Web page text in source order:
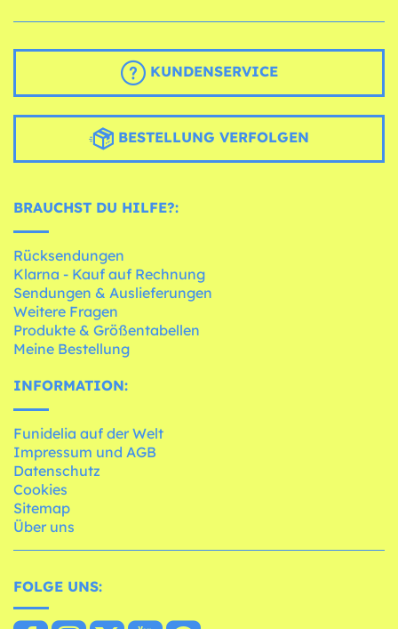
KUNDENSERVICE
BESTELLUNG VERFOLGEN
BRAUCHST DU HILFE?:
Rücksendungen
Klarna - Kauf auf Rechnung
Sendungen & Auslieferungen
Weitere Fragen
Produkte & Größentabellen
Meine Bestellung
INFORMATION:
Funidelia auf der Welt
Impressum und AGB
Datenschutz
Cookies
Sitemap
Über uns
FOLGE UNS: